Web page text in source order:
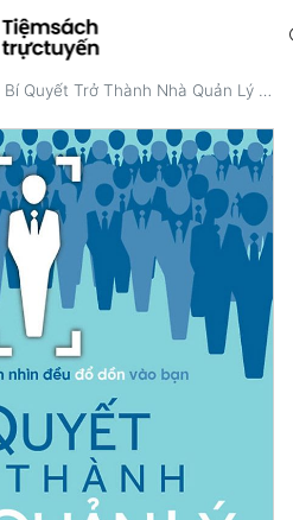
Bí Quyết Trở Thành Nhà Quản Lý Tài Ba